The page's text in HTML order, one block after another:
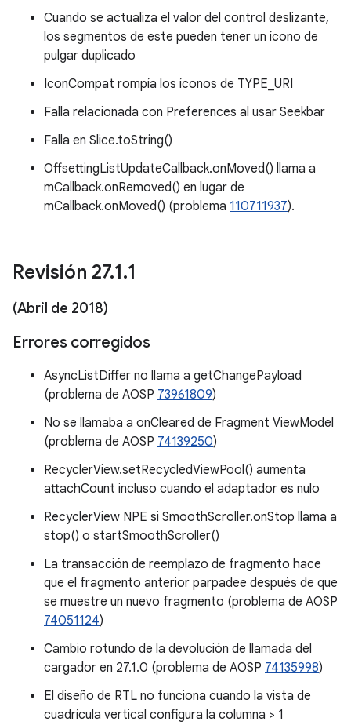
Cuando se actualiza el valor del control deslizante,
los segmentos de este pueden tener un ícono de
pulgar duplicado
IconCompat rompía los íconos de TYPE_URI
Falla relacionada con Preferences al usar Seekbar
Falla en Slice.toString()
OffsettingListUpdateCallback.onMoved() llama a
mCallback.onRemoved() en lugar de
mCallback.onMoved() (problema 110711937).
Revisión 27.1.1
(Abril de 2018)
Errores corregidos
AsyncListDiffer no llama a getChangePayload
(problema de AOSP 73961809)
No se llamaba a onCleared de Fragment ViewModel
(problema de AOSP 74139250)
RecyclerView.setRecycledViewPool() aumenta
attachCount incluso cuando el adaptador es nulo
RecyclerView NPE si SmoothScroller.onStop llama a
stop() o startSmoothScroller()
La transacción de reemplazo de fragmento hace
que el fragmento anterior parpadee después de que
se muestre un nuevo fragmento (problema de AOSP
74051124)
Cambio rotundo de la devolución de llamada del
cargador en 27.1.0 (problema de AOSP 74135998)
El diseño de RTL no funciona cuando la vista de
cuadrícula vertical configura la columna > 1